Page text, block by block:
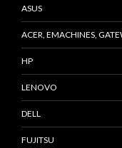
ASUS
ACER, EMACHINES,
HP
LENOVO
DELL
FUJITSU